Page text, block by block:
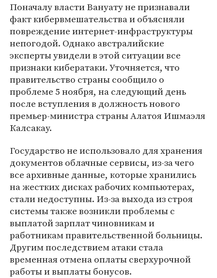
Поначалу власти Вануату не признавали
факт кибервмешательства и объясняли
повреждение интернет-инфраструктуры
непогодой. Однако австралийские
эксперты увидели в этой ситуации все
признаки кибератаки. Уточняется, что
правительство страны сообщило о
проблеме 5 ноября, на следующий день
после вступления в должность нового
премьер-министра страны Алатоя Ишмаэля
Калсакау.
Государство не использовало для хранения
документов облачные сервисы, из-за чего
все архивные данные, которые хранились
на жестких дисках рабочих компьютерах,
стали недоступны. Из-за выхода из строя
системы также возникли проблемы с
выплатой зарплат чиновникам и
работникам правительственной больницы.
Другим последствием атаки стала
временная отмена оплаты сверхурочной
работы и выплаты бонусов.